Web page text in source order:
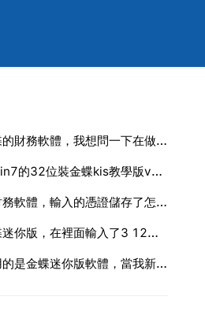
我用的是金蝶的財務軟體，我想問一下在做完憑證之後我就不知道該
我的系統是win7的32位裝金蝶kis教學版v91的
我用的金蝶財務軟體，輸入的憑證儲存了怎麼就沒有呢？是怎麼回事
我用的是金蝶迷你版，在裡面輸入了3 12月份的憑證，為什麼我以manager的身份進去後，查詢憑證看不到憑證
你好！我使用的是金蝶迷你版軟體，當我新增一名使用者管理員並對其